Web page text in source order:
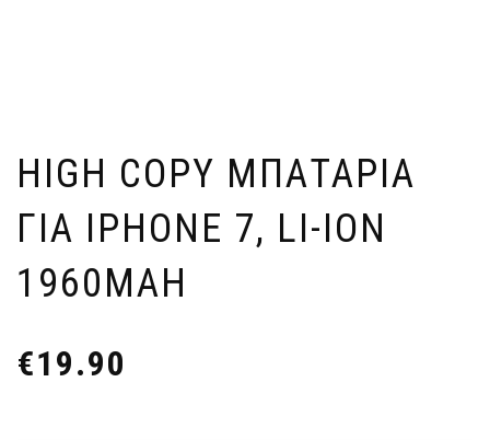
HIGH COPY ΜΠΑΤΑΡΊΑ
ΓΙΑ IPHONE 7, LI-ION
1960MAH
€19.90